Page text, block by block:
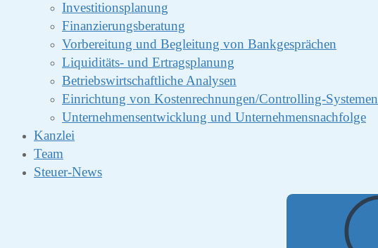
Investitionsplanung
Finanzierungsberatung
Vorbereitung und Begleitung von Bankgesprächen
Liquiditäts- und Ertragsplanung
Betriebswirtschaftliche Analysen
Einrichtung von Kostenrechnungen/Controlling-Systemen
Unternehmensentwicklung und Unternehmensnachfolge
Kanzlei
Team
Steuer-News